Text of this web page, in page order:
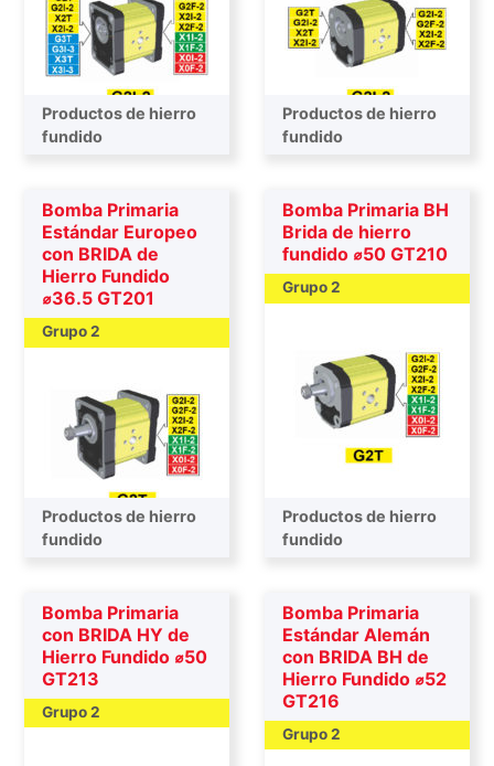
Bombas intermedias
Productos de hierro
fundido
Bombas intermedias
Productos de hierro
fundido
Bomba Primaria
Estándar Europeo
con BRIDA de
Hierro Fundido
⌀36.5 GT201
Grupo 2
Bombas primarias
Productos de hierro
fundido
Bomba Primaria BH
Brida de hierro
fundido ⌀50 GT210
Grupo 2
Bombas primarias
Productos de hierro
fundido
Bomba Primaria
con BRIDA HY de
Hierro Fundido ⌀50
GT213
Grupo 2
Bomba Primaria
Estándar Alemán
con BRIDA BH de
Hierro Fundido ⌀52
GT216
Grupo 2